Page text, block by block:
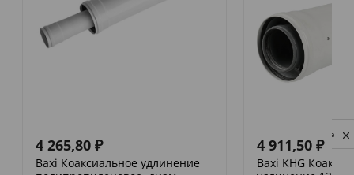
4 265,80 ₽
Baxi Коаксиальное удлинение
4 911,50 ₽
Baxi KHG
Privacy notice